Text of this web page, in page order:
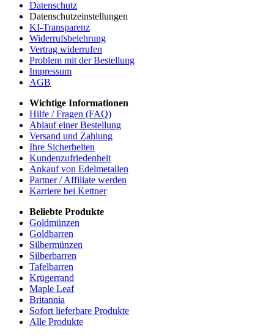
Datenschutz
Datenschutzeinstellungen
KI-Transparenz
Widerrufsbelehrung
Vertrag widerrufen
Problem mit der Bestellung
Impressum
AGB
Wichtige Informationen
Hilfe / Fragen (FAQ)
Ablauf einer Bestellung
Versand und Zahlung
Ihre Sicherheiten
Kundenzufriedenheit
Ankauf von Edelmetallen
Partner / Affiliate werden
Karriere bei Kettner
Beliebte Produkte
Goldmünzen
Goldbarren
Silbermünzen
Silberbarren
Tafelbarren
Krügerrand
Maple Leaf
Britannia
Sofort lieferbare Produkte
Alle Produkte